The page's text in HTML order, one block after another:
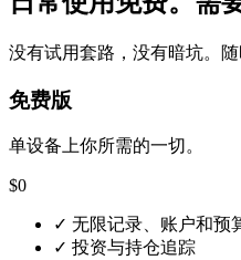
没有试用套路，没有暗坑。随
免费版
单设备上你所需的一切。
$0
✓ 无限记录、账户和预
✓ 投资与持仓追踪